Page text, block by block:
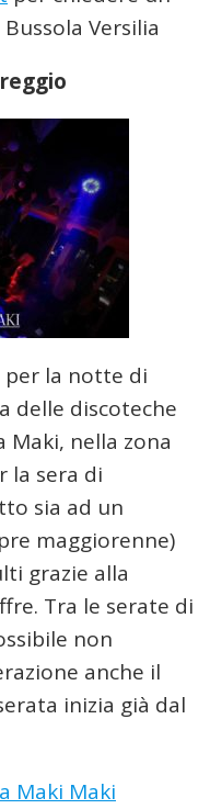
Versilia
per la notte di
delle discoteche
Maki, nella zona
la sera di
sia ad un
maggiorenne)
grazie alla
Tra le serate di
non
anche il
inizia già dal
Maki Maki